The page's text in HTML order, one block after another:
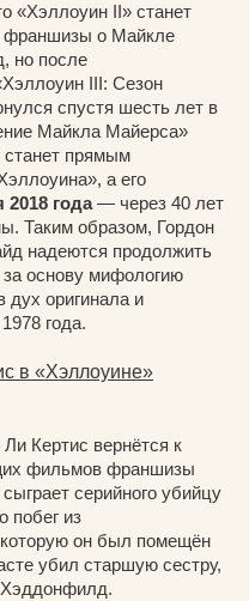
«Хэллоуин II» станет
франшизы о Майкле
но после
III: Сезон
спустя шесть лет в
Майкла Майерса»
прямым
а его
2018 года— через 40 лет
Таким образом, Гордон
надеются продолжить
основу мифологию
дух оригинала и
года.
в «Хэллоуине»
Кертис вернётся к
фильмов франшизы
серийного убийцу
побег из
он был помещён
убил старшую сестру,
Хэддонфилд.